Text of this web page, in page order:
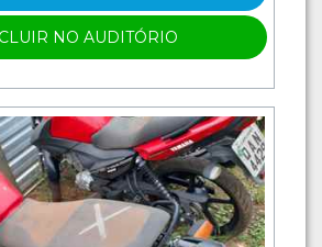
NO AUDITÓRIO